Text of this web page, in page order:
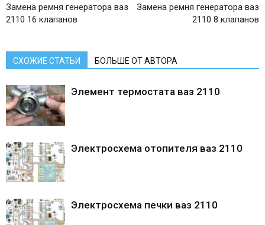
Замена ремня генератора ваз
2110 16 клапанов
Замена ремня генератора ваз
2110 8 клапанов
СХОЖИЕ СТАТЬИ БОЛЬШЕ ОТ АВТОРА
Элемент термостата ваз 2110
Электросхема отопителя ваз 2110
Электросхема печки ваз 2110